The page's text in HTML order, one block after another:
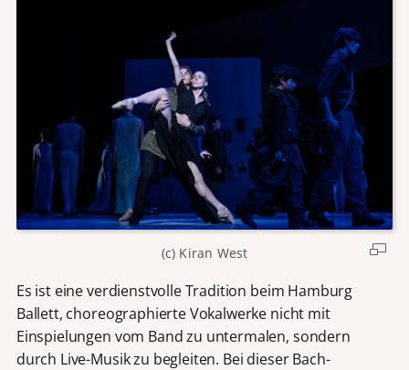
(c) Kiran West
Es ist eine verdienstvolle Tradition beim Hamburg
Ballett, choreographierte Vokalwerke nicht mit
Einspielungen vom Band zu untermalen, sondern
durch Live-Musik zu begleiten. Bei dieser Bach-